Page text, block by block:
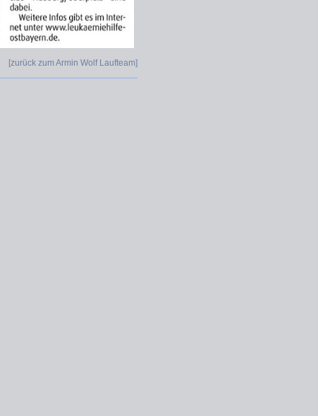
[zurück zum Armin Wolf Laufteam]